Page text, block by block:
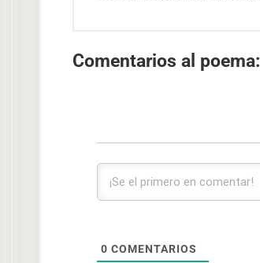
Comentarios al poema:
0 COMENTARIOS